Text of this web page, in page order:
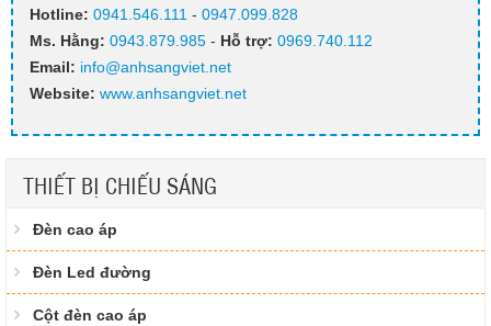
Hotline: 0941.546.111 - 0947.099.828​
Ms. Hằng: 0943.879.985 - Hỗ trợ: 0969.740.112
Email: info@anhsangviet.net
Website: www.anhsangviet.net
THIẾT BỊ CHIẾU SÁNG
Đèn cao áp
Đèn Led đường
Cột đèn cao áp